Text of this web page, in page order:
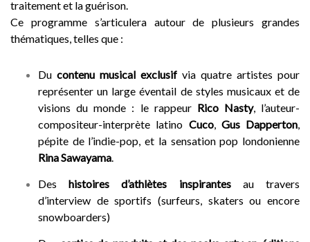
traitement et la guérison.
Ce programme s’articulera autour de plusieurs grandes
thématiques, telles que :
Du contenu musical exclusif via quatre artistes pour
représenter un large éventail de styles musicaux et de
visions du monde : le rappeur Rico Nasty, l’auteur-
compositeur-interprète latino Cuco, Gus Dapperton,
pépite de l’indie-pop, et la sensation pop londonienne
Rina Sawayama.
Deshistoires d’athlètes inspirantesau travers
d’interview de sportifs (surfeurs, skaters ou encore
snowboarders)